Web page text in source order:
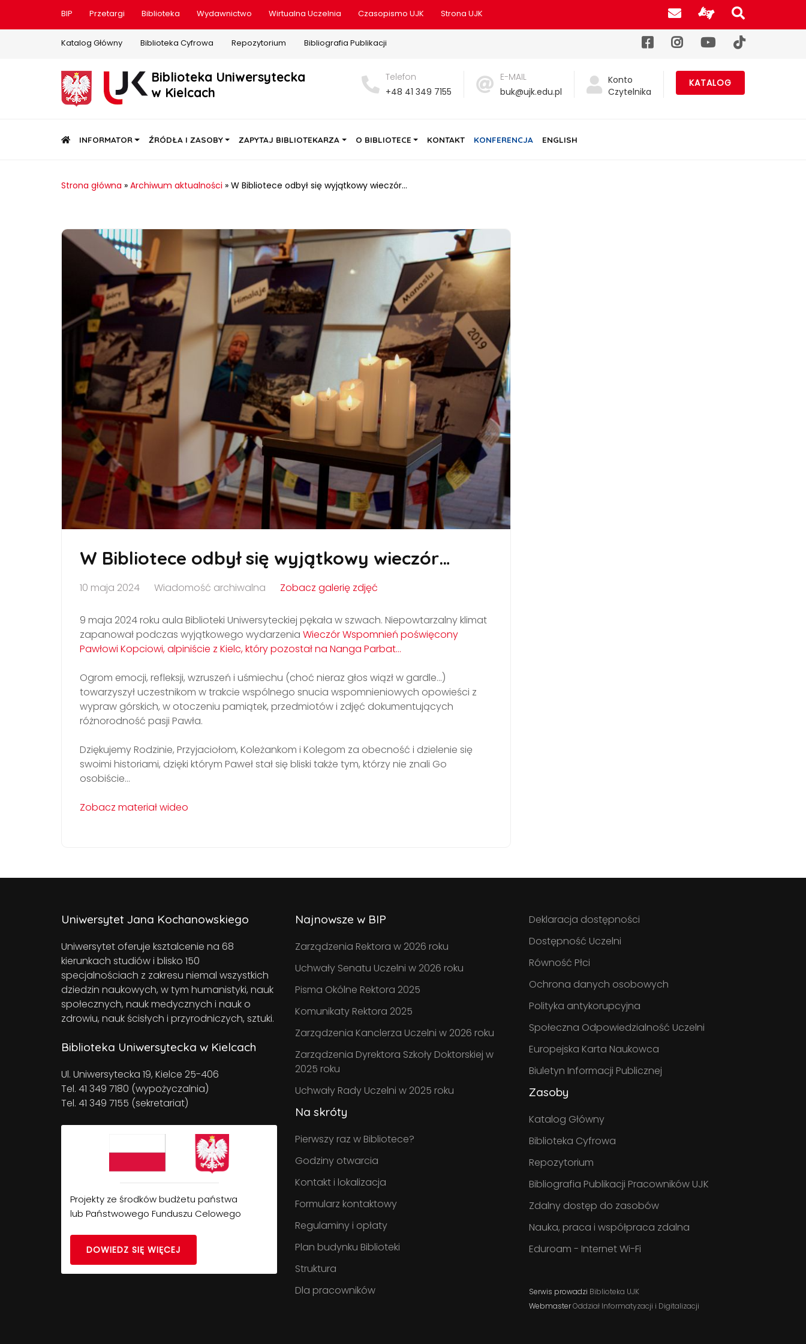
BIP Przetargi Biblioteka Wydawnictwo Wirtualna Uczelnia Czasopismo UJK Strona UJK Poczta UJKInformacje
Szukaj
Katalog Główny Biblioteka Cyfrowa Repozytorium Bibliografia Publikacji Facebook
Instagram
YouTube
TikTok
Biblioteka Uniwersytecka
w Kielcach
Telefon
+48 41 349 7155
E-MAIL
buk@ujk.edu.pl
Konto
Czytelnika
KATALOG
STRONA GŁÓWNA
INFORMATOR ŹRÓDŁA I ZASOBY ZAPYTAJ BIBLIOTEKARZA O BIBLIOTECE KONTAKT KONFERENCJA ENGLISH
Strona główna » Archiwum aktualności » W Bibliotece odbył się wyjątkowy wieczór…
W Bibliotece odbył się wyjątkowy wieczór…
10 maja 2024 Wiadomość archiwalna Zobacz galerię zdjęć
9 maja 2024 roku aula Biblioteki Uniwersyteckiej pękała w szwach. Niepowtarzalny klimat
zapanował podczas wyjątkowego wydarzenia Wieczór Wspomnień poświęcony
Pawłowi Kopciowi, alpiniście z Kielc, który pozostał na Nanga Parbat…
Ogrom emocji, refleksji, wzruszeń i uśmiechu (choć nieraz głos wiązł w gardle…)
towarzyszył uczestnikom w trakcie wspólnego snucia wspomnieniowych opowieści z
wypraw górskich, w otoczeniu pamiątek, przedmiotów i zdjęć dokumentujących
różnorodność pasji Pawła.
Dziękujemy Rodzinie, Przyjaciołom, Koleżankom i Kolegom za obecność i dzielenie się
swoimi historiami, dzięki którym Paweł stał się bliski także tym, którzy nie znali Go
osobiście…
Zobacz materiał wideo
Uniwersytet Jana Kochanowskiego
Uniwersytet oferuje ksztalcenie na 68
kierunkach studiów i blisko 150
specjalnościach z zakresu niemal wszystkich
dziedzin naukowych, w tym humanistyki, nauk
społecznych, nauk medycznych i nauk o
zdrowiu, nauk ścisłych i przyrodniczych, sztuki.
Biblioteka Uniwersytecka w Kielcach
Ul. Uniwersytecka 19, Kielce 25-406
Tel. 41 349 7180 (wypożyczalnia)
Tel. 41 349 7155 (sekretariat)
Projekty ze środków budżetu państwa
lub Państwowego Funduszu Celowego
DOWIEDZ SIĘ WIĘCEJ
Najnowsze w BIP
Zarządzenia Rektora w 2026 roku
Uchwały Senatu Uczelni w 2026 roku
Pisma Okólne Rektora 2025
Komunikaty Rektora 2025
Zarządzenia Kanclerza Uczelni w 2026 roku
Zarządzenia Dyrektora Szkoły Doktorskiej w
2025 roku
Uchwały Rady Uczelni w 2025 roku
Na skróty
Pierwszy raz w Bibliotece?
Godziny otwarcia
Kontakt i lokalizacja
Formularz kontaktowy
Regulaminy i opłaty
Plan budynku Biblioteki
Struktura
Dla pracowników
Deklaracja dostępności
Dostępność Uczelni
Równość Płci
Ochrona danych osobowych
Polityka antykorupcyjna
Społeczna Odpowiedzialność Uczelni
Europejska Karta Naukowca
Biuletyn Informacji Publicznej
Zasoby
Katalog Główny
Biblioteka Cyfrowa
Repozytorium
Bibliografia Publikacji Pracowników UJK
Zdalny dostęp do zasobów
Nauka, praca i współpraca zdalna
Eduroam - Internet Wi-Fi
Serwis prowadzi Biblioteka UJK
WebmasterOddział Informatyzacji i Digitalizacji